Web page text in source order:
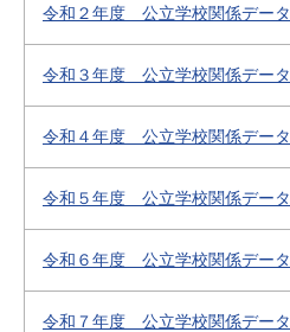
令和２年度 公立学校関係データ
令和３年度 公立学校関係データ
令和４年度 公立学校関係データ
令和５年度 公立学校関係データ
令和６年度 公立学校関係データ
令和７年度 公立学校関係データ